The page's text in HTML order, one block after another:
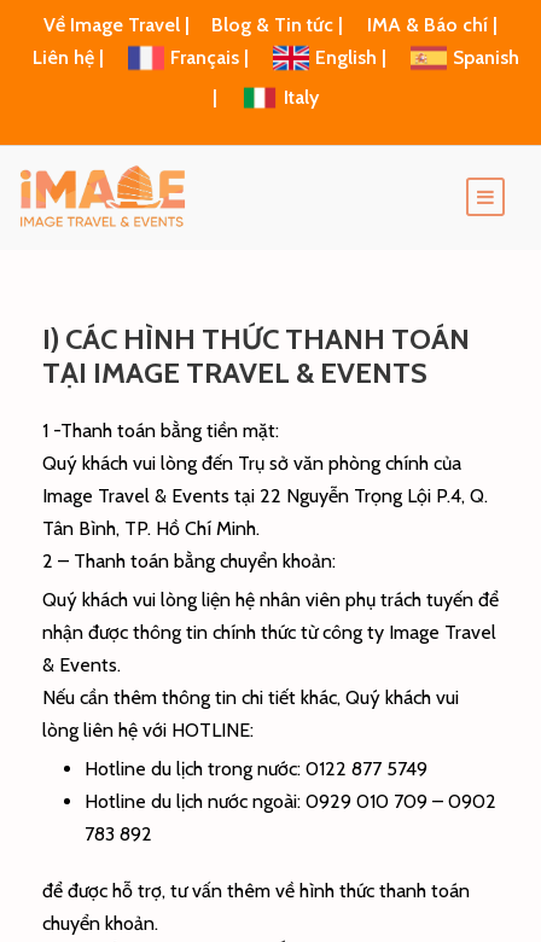
Về Image Travel | Blog & Tin tức |
IMA & Báo chí |
Liên hệ |
Français | English |
Spanish
Italy
I) CÁC HÌNH THỨC THANH TOÁN
TẠI IMAGE TRAVEL & EVENTS
1 -Thanh toán bằng tiền mặt:
Quý khách vui lòng đến Trụ sở văn phòng chính của
Image Travel & Events tại 22 Nguyễn Trọng Lội P.4, Q.
Tân Bình, TP. Hồ Chí Minh.
2 – Thanh toán bằng chuyển khoản:
Quý khách vui lòng liện hệ nhân viên phụ trách tuyến để
nhận được thông tin chính thức từ công ty Image Travel
& Events.
Nếu cần thêm thông tin chi tiết khác, Quý khách vui
lòng liên hệ với HOTLINE:
Hotline du lịch trong nước: 0122 877 5749
Hotline du lịch nước ngoài: 0929 010 709 – 0902
783 892
để được hỗ trợ, tư vấn thêm về hình thức thanh toán
chuyển khoản.